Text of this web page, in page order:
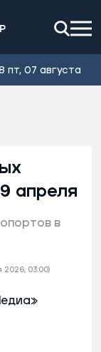
пт, 07 августа
03:00)
апреля
в